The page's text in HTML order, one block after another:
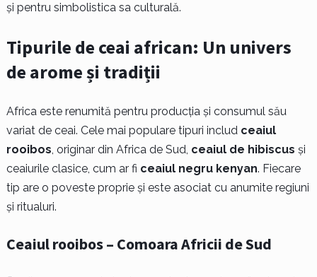
și pentru simbolistica sa culturală.
Tipurile de ceai african: Un univers
de arome și tradiții
Africa este renumită pentru producția și consumul său
variat de ceai. Cele mai populare tipuri includ ceaiul
rooibos, originar din Africa de Sud, ceaiul de hibiscus și
ceaiurile clasice, cum ar fi ceaiul negru kenyan. Fiecare
tip are o poveste proprie și este asociat cu anumite regiuni
și ritualuri.
Ceaiul rooibos – Comoara Africii de Sud